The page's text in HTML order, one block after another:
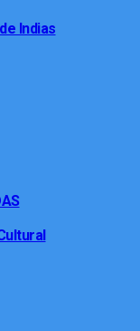
Indias